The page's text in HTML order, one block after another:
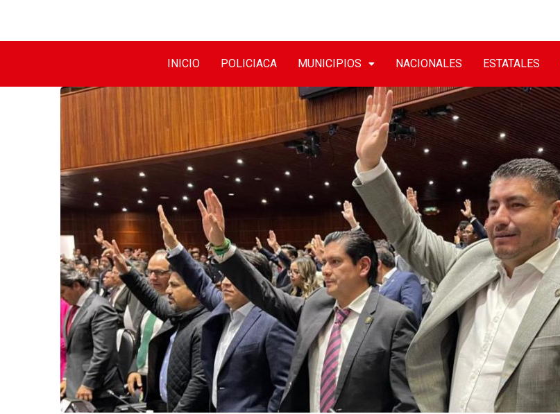
INICIO POLICIACA MUNICIPIOS NACIONALES ESTATALES